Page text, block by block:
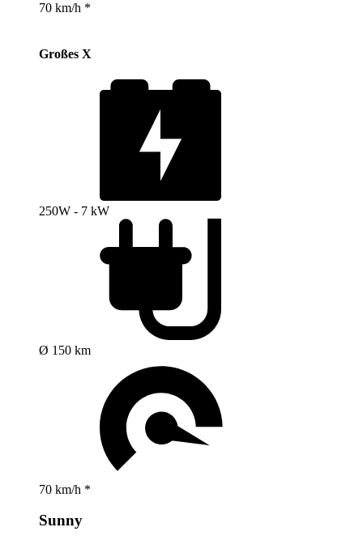
70 km/h *
Großes X
250W - 7 kW
Ø 150 km
70 km/h *
Sunny